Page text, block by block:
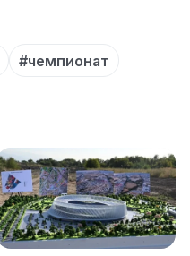
#чемпионат